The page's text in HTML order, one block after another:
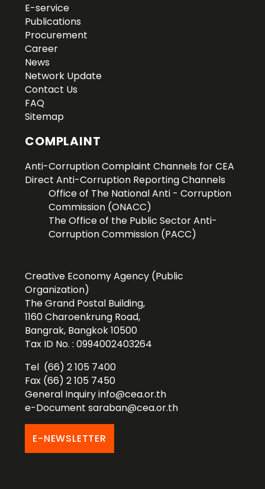
E-service
Publications
Procurement
Career
News
Network Update
Contact Us
FAQ
Sitemap
COMPLAINT
Anti-Corruption Complaint Channels for CEA
Direct Anti-Corruption Reporting Channels
Office of The National Anti - Corruption
Commission (ONACC)
The Office of the Public Sector Anti-
Corruption Commission (PACC)
Creative Economy Agency (Public
Organization)
The Grand Postal Building,
1160 Charoenkrung Road,
Bangrak, Bangkok 10500
Tax ID No. : 0994002403264
Tel (66) 2 105 7400
Fax (66) 2 105 7450
General Inquiryinfo@cea.or.th
e-Documentsaraban@cea.or.th
E-NEWSLETTER